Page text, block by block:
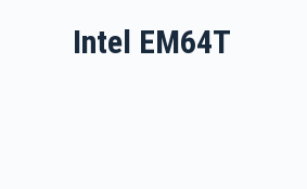
Intel EM64T